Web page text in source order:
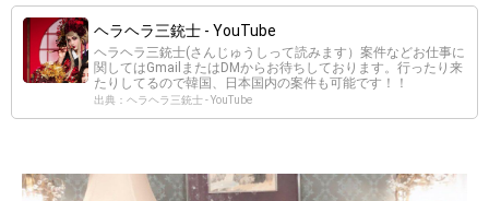
ヘラヘラ三銃士 - YouTube
ヘラヘラ三銃士(さんじゅうしって読みます）案件などお仕事に
関してはGmailまたはDMからお待ちしております。行ったり来
たりしてるので韓国、日本国内の案件も可能です！！
出典：ヘラヘラ三銃士 - YouTube